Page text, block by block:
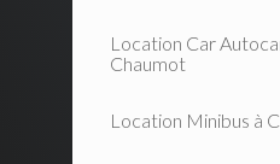
Location Car
Chaumot
Location Minibus à